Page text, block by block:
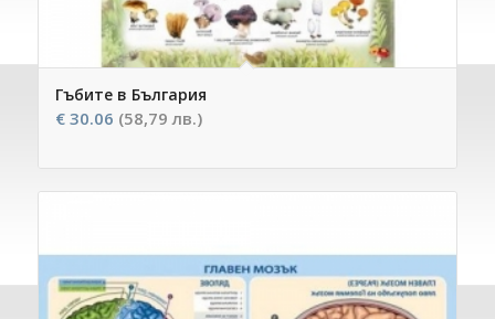
Гъбите в България
€30.06 (58,79 лв.)